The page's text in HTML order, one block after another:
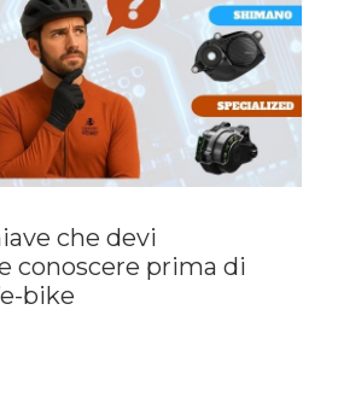
che devi
conoscere prima di
bike